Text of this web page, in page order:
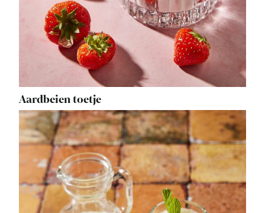
Aardbeien toetje